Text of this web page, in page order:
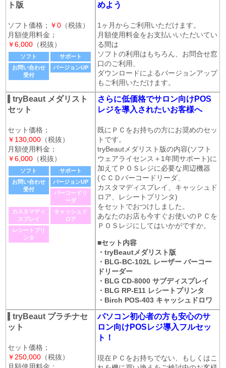
ト版
ソフト価格； ￥0 （税抜）
月額使用料金；
￥6,000 （税抜）
ソフト
サポート
お問い合わせ
受付
バージョンUP
めよう
1ヶ月からご利用いただけます。
月額使用料金をお支払いいただいてい
る間は
ソフトの利用はもちろん、お問合せ窓
口のご利用、
ダウンロードによるバージョンアップ
もご利用いただけます。
tryBeaut メダリスト
セット
セット価格；
￥130,000 （税抜）
月額使用料金；
￥6,000 （税抜）
ソフト
サポート
お問い合わせ
受付
バージョンUP
バーコードリ
ーダ
カスタマディ
スプレイ
キャッシュド
ロア
レシートプリ
ンタ
さらに低価格でサロン向けPOS
レジを導入されたいお客様へ
既にＰＣをお持ちの方にお奨めのセッ
トです。
tryBeautメダリスト版の内容(ソフト
ウェアライセンス＋1年間サポート)に
加えてＰＯＳレジに必要な周辺機器
(ＣＣＤバーコードリーダ、
カスタマディスプレイ、キャッシュド
ロア、レシートプリンタ)
をセットでおつけしました。
あなたのお店も今すぐお使いのＰＣを
ＰＯＳレジにしてはいかがですか。
■セット内容
・tryBeautメダリスト版
・BLG-BC-102L レーザー バーコー
ドリーダー
・BLG CD-8000 サブディスプレイ
・BLG RP-E11 レシートプリンタ
・Birch POS-403 キャッシュドロワ
tryBeaut プラチナセ
ット
セット価格；
￥250,000 （税抜）
パソコン初心者の方も安心のサ
ロン向けPOSレジ導入フルセッ
ト！
現在ＰＣをお持ちでない、もしくはこ